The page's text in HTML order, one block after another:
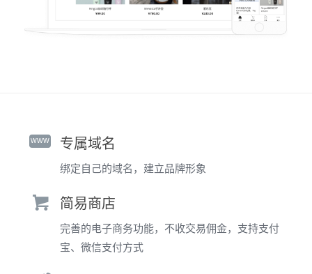
www 专属域名
绑定自己的域名，建立品牌形象
简易商店
完善的电子商务功能，不收交易佣金，支持支付
宝、微信支付方式